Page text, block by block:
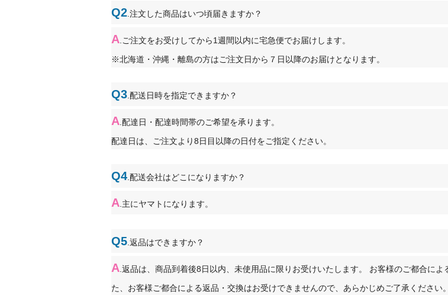
Q2 .注文した商品はいつ頃届きますか？
A .ご注文をお受けしてから1週間以内に宅急便でお届けします。
※北海道・沖縄・離島の方はご注文日から７日以降のお届けとなります。
Q3 .配送日時を指定できますか？
A .配達日・配達時間帯のご希望を承ります。
配達日は、ご注文より8日目以降の日付をご指定ください。
Q4 .配送会社はどこになりますか？
A .主にヤマトになります。
Q5 .返品はできますか？
A .返品は、商品到着後8日以内、未使用品に限りお受けいたします。 お客様のご都合に
た、お客様ご都合による返品・交換はお受けできませんので、あらかじめご了承くださ